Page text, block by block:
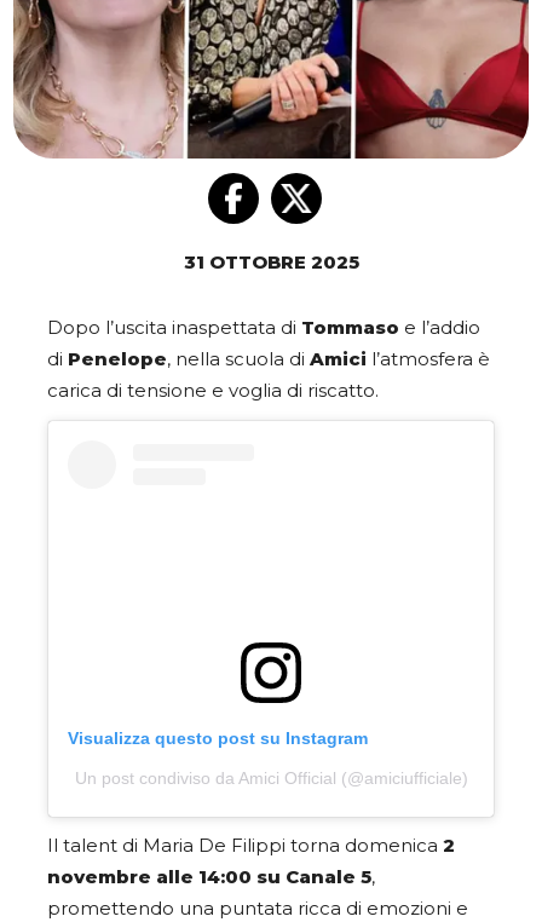
31 OTTOBRE 2025
Dopo l’uscita inaspettata di Tommaso e l’addio
di Penelope, nella scuola di Amici l’atmosfera è
carica di tensione e voglia di riscatto.
Visualizza questo post su Instagram
Un post condiviso da Amici Official (@amiciufficiale)
Il talent di Maria De Filippi torna domenica 2
novembre alle 14:00 su Canale 5,
promettendo una puntata ricca di emozioni e